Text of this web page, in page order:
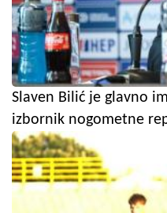
Slaven Bilić je glavno
izbornik nogometne